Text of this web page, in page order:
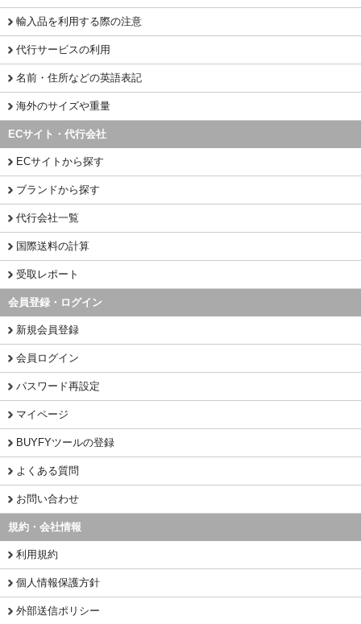
輸入品を利用する際の注意
代行サービスの利用
名前・住所などの英語表記
海外のサイズや重量
ECサイト・代行会社
ECサイトから探す
ブランドから探す
代行会社一覧
国際送料の計算
受取レポート
会員登録・ログイン
新規会員登録
会員ログイン
パスワード再設定
マイページ
BUYFYツールの登録
よくある質問
お問い合わせ
規約・会社情報
利用規約
個人情報保護方針
外部送信ポリシー